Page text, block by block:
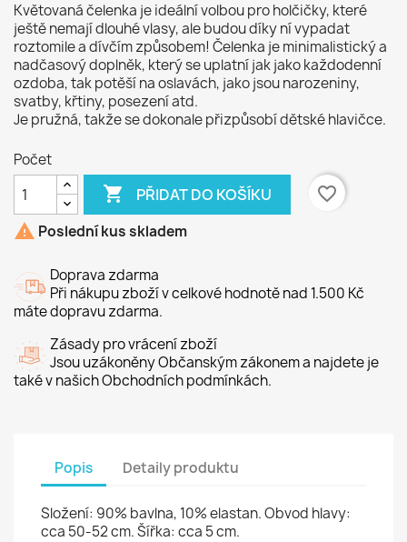
Květovaná čelenka je ideální volbou pro holčičky, které
ještě nemají dlouhé vlasy, ale budou díky ní vypadat
roztomile a dívčím způsobem! Čelenka je minimalistický a
nadčasový doplněk, který se uplatní jak jako každodenní
ozdoba, tak potěší na oslavách, jako jsou narozeniny,
svatby, křtiny, posezení atd.
Je pružná, takže se dokonale přizpůsobí dětské hlavičce.
Počet
 PŘIDAT DO KOŠÍKU
favorite_border
 Poslední kus skladem
Doprava zdarma
Při nákupu zboží v celkové hodnotě nad 1.500 Kč
máte dopravu zdarma.
Zásady pro vrácení zboží
Jsou uzákoněny Občanským zákonem a najdete je
také v našich Obchodních podmínkách.
Popis Detaily produktu
Složení: 90% bavlna, 10% elastan. Obvod hlavy:
cca 50-52 cm. Šířka: cca 5 cm.